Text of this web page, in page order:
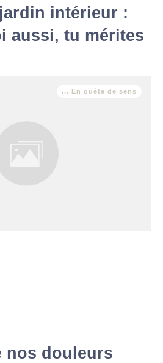
intérieur :
aussi, tu mérites
... En quête de sens
nos douleurs